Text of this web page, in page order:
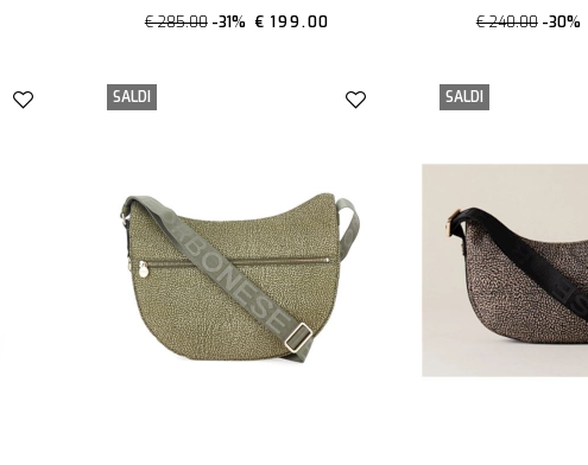
€ 285.00 -31% € 199.00 € 240.00 -30%
SALDI SALDI